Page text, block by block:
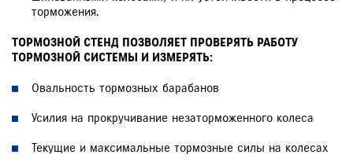
торможения.
ТОРМОЗНОЙ СТЕНД ПОЗВОЛЯЕТ ПРОВЕРЯТЬ РАБОТУ
ТОРМОЗНОЙ СИСТЕМЫ И ИЗМЕРЯТЬ:
Овальность тормозных барабанов
Усилия на прокручивание незаторможенного колеса
Текущие и максимальные тормозные силы на колесах